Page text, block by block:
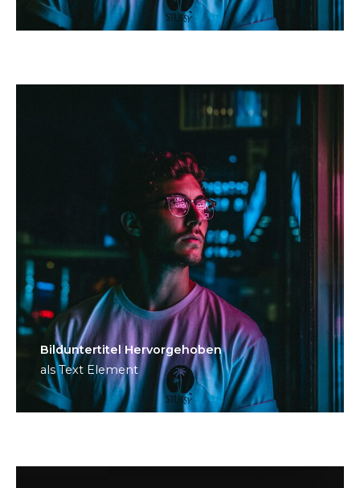
Bild­unter­titel Hervorgehoben
als Text Element